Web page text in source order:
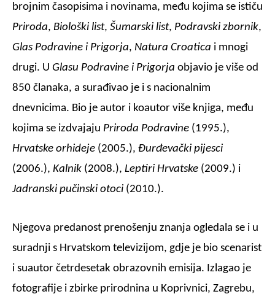
brojnim časopisima i novinama, među kojima se ističu
Priroda, Biološki list, Šumarski list, Podravski zbornik,
Glas Podravine i Prigorja, Natura Croatica i mnogi
drugi. U Glasu Podravine i Prigorja objavio je više od
850 članaka, a surađivao je i s nacionalnim
dnevnicima. Bio je autor i koautor više knjiga, među
kojima se izdvajaju Priroda Podravine (1995.),
Hrvatske orhideje (2005.), Đurđevački pijesci
(2006.), Kalnik (2008.), Leptiri Hrvatske (2009.) i
Jadranski pučinski otoci (2010.).
Njegova predanost prenošenju znanja ogledala se i u
suradnji s Hrvatskom televizijom, gdje je bio scenarist
i suautor četrdesetak obrazovnih emisija. Izlagao je
fotografije i zbirke prirodnina u Koprivnici, Zagrebu,